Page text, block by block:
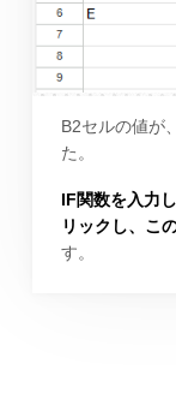
B2セルの値が
た。
IF関数を入力
リックし、こ
す。